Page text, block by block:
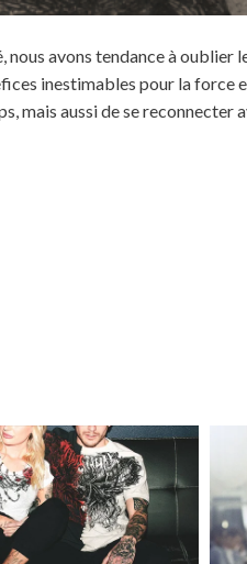
avons tendance à oublier
inestimables pour la force
mais aussi de se reconnecter